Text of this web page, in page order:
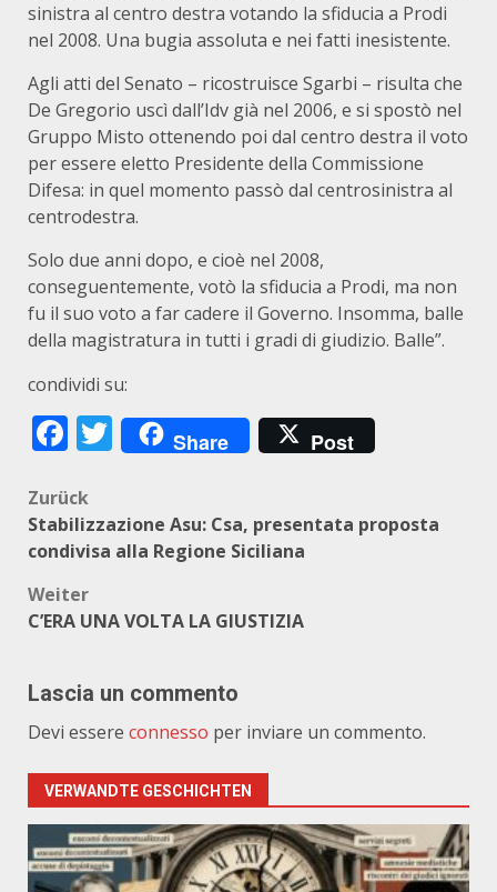
sinistra al centro destra votando la sfiducia a Prodi
nel 2008. Una bugia assoluta e nei fatti inesistente.
Agli atti del Senato – ricostruisce Sgarbi – risulta che
De Gregorio uscì dall’Idv già nel 2006, e si spostò nel
Gruppo Misto ottenendo poi dal centro destra il voto
per essere eletto Presidente della Commissione
Difesa: in quel momento passò dal centrosinistra al
centrodestra.
Solo due anni dopo, e cioè nel 2008,
conseguentemente, votò la sfiducia a Prodi, ma non
fu il suo voto a far cadere il Governo. Insomma, balle
della magistratura in tutti i gradi di giudizio. Balle”.
condividi su:
Facebook
Twitter
Share Post
Beitragsnavigation
Zurück
Stabilizzazione Asu: Csa, presentata proposta
condivisa alla Regione Siciliana
Weiter
C’ERA UNA VOLTA LA GIUSTIZIA
Lascia un commento
Devi essere connesso per inviare un commento.
VERWANDTE GESCHICHTEN